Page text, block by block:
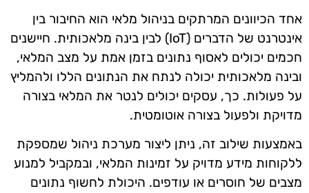
אחד הכיוונים המרתקים בניהול מלאי הוא החיבור בין
אינטרנט של הדברים (IoT) לבין בינה מלאכותית. חיישנים
חכמים יכולים לאסוף נתונים בזמן אמת על מצב המלאי,
ובינה מלאכותית יכולה לנתח את הנתונים הללו ולהמליץ
על פעולות. כך, עסקים יכולים לנטר את המלאי בצורה
מדויקת ולפעול בצורה אוטומטית.
באמצעות שילוב זה, ניתן ליצור מערכת ניהול שמספקת
ללקוחות מידע מדויק על זמינות המלאי, ובמקביל למנוע
מצבים של חוסרים או עודפים. היכולת לחשוף נתונים